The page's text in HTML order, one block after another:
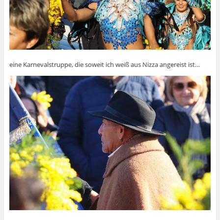
eine Karnevalstruppe, die soweit ich weiß aus Nizza angereist ist…